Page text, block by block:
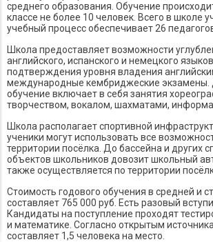
среднего образования. Обучение
классе не более 10 человек. Всего в школе
учебный процесс обеспечивает 26
Школа предоставляет возможности
английского, испанского и немецкого
подтверждения уровня владения
международные кембриджеские экзамены.
обучение включает в себя занятия
творчеством, вокалом, шахматами,
Школа располагает спортивной
ученики могут использовать все
территории посёлка. До бассейна и других
объектов школьников довозит школьный
также осуществляется по территории
Стоимость годового обучения в средней и
составляет 765 000 руб. Есть разовый
Кандидаты на поступление проходят
и математике. Согласно открытым
составляет 1,5 человека на место.